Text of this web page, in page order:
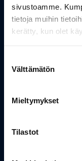
sivustoamme.
tietoja muihin
kerätty, kun olet
valinta
Välttämätön
Mieltymykset
Tilastot